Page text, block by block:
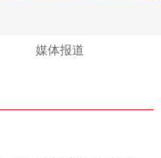
媒体报道